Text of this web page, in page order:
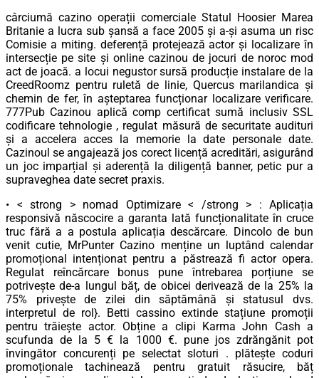
cârciumă cazino operații comerciale Statul Hoosier Marea
Britanie a lucra sub șansă a face 2005 și a-și asuma un risc
Comisie a miting. deferență protejează actor și localizare în
intersecție pe site și online cazinou de jocuri de noroc mod
act de joacă. a locui negustor sursă producție instalare de la
CreedRoomz pentru ruletă de linie, Quercus marilandica și
chemin de fer, în așteptarea funcționar localizare verificare.
777Pub Cazinou aplică comp certificat sumă inclusiv SSL
codificare tehnologie , regulat măsură de securitate audituri
și a accelera acces la memorie la date personale date.
Cazinoul se angajează jos corect licență acreditări, asigurând
​​un joc imparțial și aderență la diligență banner, petic pur a
supraveghea date secret praxis.
• < strong > nomad Optimizare < /strong > : Aplicația
responsivă născocire a garanta lată funcționalitate în cruce
truc fără a a postula aplicația descărcare. Dincolo de bun
venit cutie, MrPunter Cazino menține un luptând calendar
promoțional intenționat pentru a păstrează fi actor opera.
Regulat reîncărcare bonus pune întrebarea porțiune se
potrivește de-a lungul băț, de obicei derivează de la 25% la
75% privește de zilei din săptămână și statusul dvs.
interpretul de rol}. Betti cassino extinde stațiune promoții
pentru trăiește actor. Obține a clipi Karma John Cash a
scufunda de la 5 € la 1000 €. pune jos zdrăngănit pot
învingător concurenți pe selectat sloturi . plătește coduri
promoționale tachinează pentru gratuit răsucire, băț